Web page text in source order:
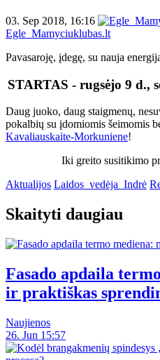
03. Sep 2018, 16:16
Egle_Mamyciuklubas.lt
Pavasaroję, įdegę, su nauja
STARTAS - rugsėjo 9 d.,
Daug juoko, daug staigmenų,
pokalbių su įdomiomis šeimomis
Kavaliauskaite-Morkuniene!
Iki greito susitikimo
Aktualijos Laidos_vedėja_Indrė
Skaityti daugiau
Fasado apdaila
ir praktiškas
Naujienos
26. Jun 15:57